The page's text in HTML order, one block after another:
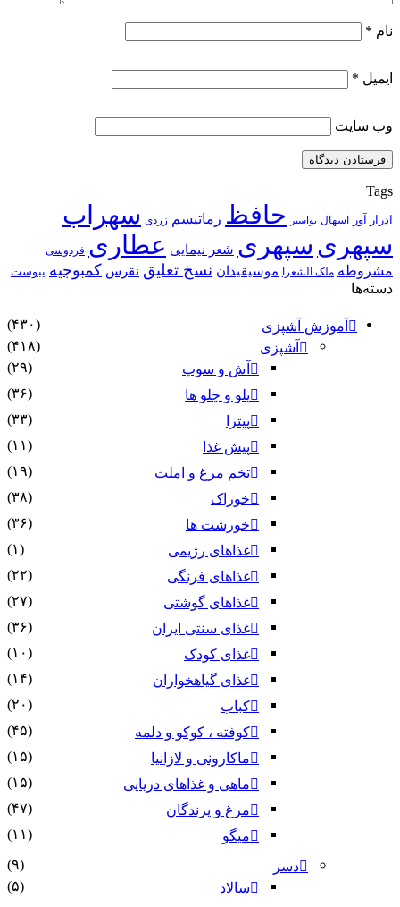
نام *
ایمیل *
وب‌ سایت
Tags
ادرار آور اسهال بواسیر حافظ رماتیسم زردی سهراب
سپهری سپهری شعر نیمایی عطاری فردوسی
مشروطه ملک الشعرا موسیقیدان نسخ تعلیق نقرس کمبوجیه یبوست
دسته‌ها
آموزش آشپزی
(۴۳۰)
آشپزی
(۴۱۸)
آش و سوپ
(۲۹)
پلو و چلو ها
(۳۶)
پیتزا
(۳۳)
پیش غذا
(۱۱)
تخم مرغ و املت
(۱۹)
خوراک
(۳۸)
خورشت ها
(۳۶)
غذاهای رژیمی
(۱)
غذاهای فرنگی
(۲۲)
غذاهای گوشتی
(۲۷)
غذای سنتی ایران
(۳۶)
غذای کودک
(۱۰)
غذای گیاهخواران
(۱۴)
کباب
(۲۰)
کوفته ، کوکو و دلمه
(۴۵)
ماکارونی و لازانیا
(۱۵)
ماهی و غذاهای دریایی
(۱۵)
مرغ و پرندگان
(۴۷)
میگو
(۱۱)
دسر
(۹)
سالاد
(۵)